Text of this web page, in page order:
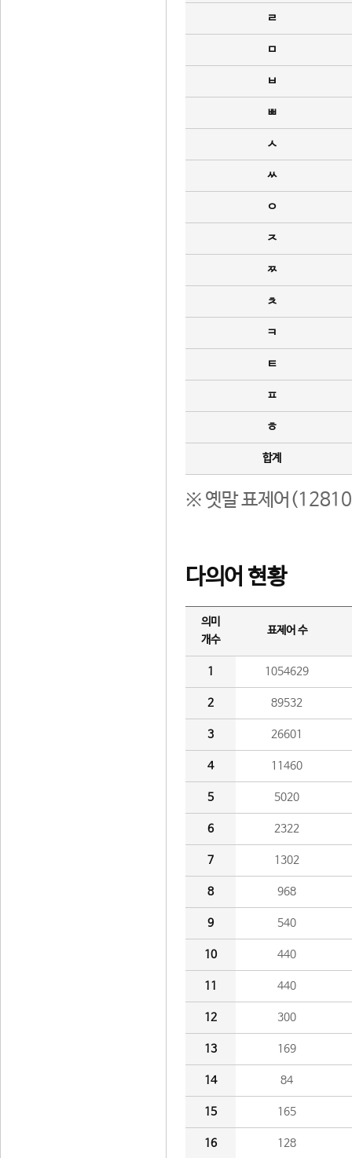
ㄹ
ㅁ
ㅂ
ㅃ
ㅅ
ㅆ
ㅇ
ㅈ
ㅉ
ㅊ
ㅋ
ㅌ
ㅍ
ㅎ
합계
※ 옛말 표제어(12810
다의어 현황
의미
개수
표제어 수
1 1054629
2 89532
3 26601
4 11460
5 5020
6 2322
7 1302
8 968
9 540
10 440
11 440
12 300
13 169
14 84
15 165
16 128